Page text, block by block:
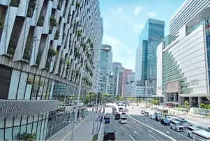
法人での利用
店舗オーナー様へ
いいオフィス（コワーキングスペース）
FCオーナー募集
いい会議室（会議室専用スペース）